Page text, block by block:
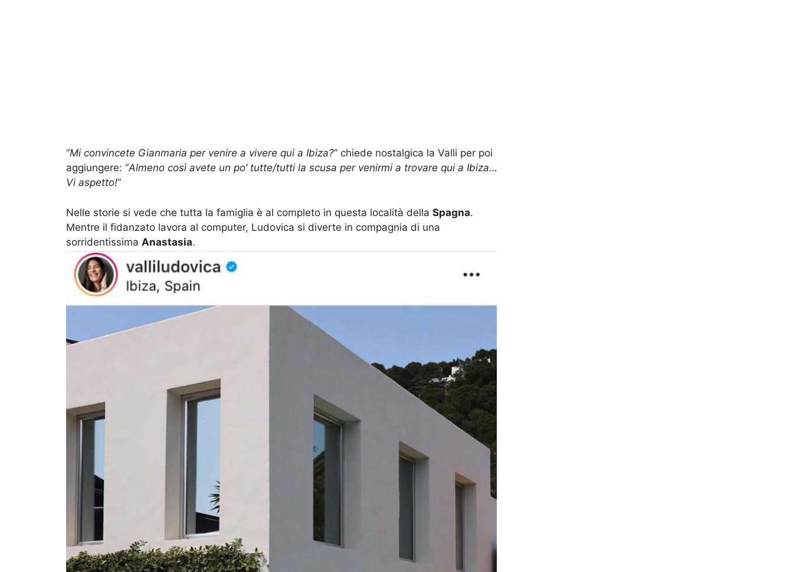
“Mi convincete Gianmaria per venire a vivere qui a Ibiza?” chiede nostalgica la Valli per poi
aggiungere: “Almeno così avete un po’ tutte/tutti la scusa per venirmi a trovare qui a Ibiza…
Vi aspetto!”
Nelle storie si vede che tutta la famiglia è al completo in questa località della Spagna.
Mentre il fidanzato lavora al computer, Ludovica si diverte in compagnia di una
sorridentissima Anastasia.